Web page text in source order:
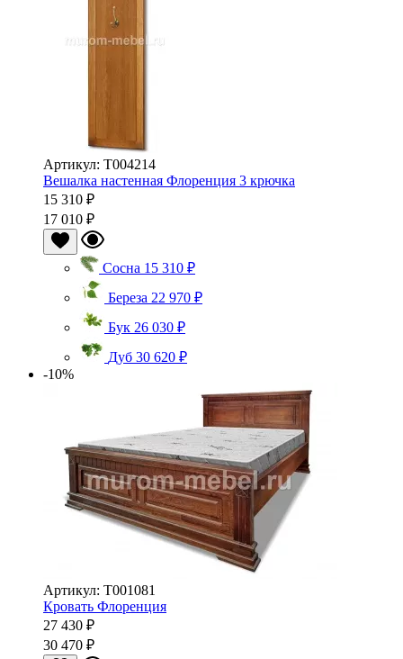
Артикул: Т004214
Вешалка настенная Флоренция 3 крючка
15 310 ₽
17 010 ₽
Сосна 15 310 ₽
Береза 22 970 ₽
Бук 26 030 ₽
Дуб 30 620 ₽
-10%
Артикул: Т001081
Кровать Флоренция
27 430 ₽
30 470 ₽